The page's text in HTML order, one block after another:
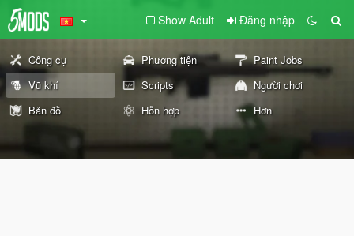
Show Adult Đăng nhập
Công cụ Phương tiện
Paint Jobs
Vũ khí
Scripts
Người chơi
Bản đồ
Hỗn hợp Hơn